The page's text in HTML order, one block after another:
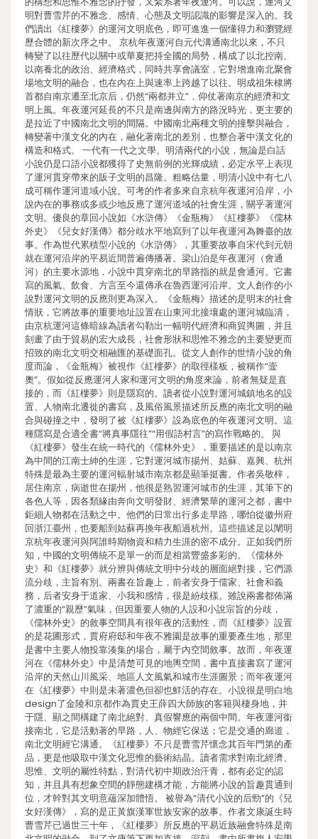
明對曹雪芹的不雅念、感情、心態及文明認識的影響是深入的。我
們讀出《紅樓夢》的運河文明底色，即可進進一個懂得力和瀏覽經
歷合體的新次序之中。 京杭年夜運河自元代溝通南北以來，不只
轉變了以往歷代以關中或華夏把持全國的局勢，構成了以北控南、
以南養北的政治、經濟格式，同時共享會議室，它對增進南北聚會
場地文明的融合，也在內在上與速率上跨越了以往。明成祖朱棣將
首都自南京遷至北京后，仍然“兩都并立”，仰仗著南京的經濟和文
明上風。年夜運河延長的不只是南邊與南方的路況時光，更主要的
是拉近了中國南北文明的間隔。中國南北兩種文明的撞擊與融合，
轉變著中漢文化的內在，融化著南北的差別，也整合著中漢文化的
構造和格式。 一代有一代之文學。明清兩代的小說，無論是白話
小說仍是口語小說都獲得了史無前例的光輝成績，必定水平上表現
了運河貫穿帶來的販子文明的昌隆。粗略估量，明清小說中有七八
成可稱作運河道域小說。可考的作者多來自京杭年夜運河沿岸，小
說內在的事務或多或少地反應了運河道域的社會生涯，關乎著運河
文明。優良的章回小說如《水滸傳》《金瓶梅》《紅樓夢》《儒林
外史》《兒女好漢傳》都分歧水平地寫到了以年夜運河為舞臺的故
事。作為世代累積型小說的《水滸傳》，其重要故事自宋代到元朝
就在運河沿岸的平易近間普遍傳播著。梁山泊是年夜運河（會通
河）的主要水源地，小說中貫穿南北的旱路指的就是會通河。它書
寫的風氣、飲食、方言至今還傳承在魯西運河沿岸。文人創作的小
說對運河文明的反應則更為深入。《金瓶梅》描述的是明末的社會
情狀，它將故事的重要地址設置在山東河北接壤處的運河城臨清，
由京杭運河這條暗線為讀者勾勒出一幅明代經濟和商貿輿圖，并且
刻畫了由于貿易的宏大成長，社會形狀和思惟不雅念的主要變更而
招致的南北文明交相融匯的基礎面孔。從文人創作的世情小說的角
度而論，《金瓶梅》被視作《紅樓夢》的取徑樣板，被稱作“壸
奧”。假如從反應運河人家和運河文明的角度來論，前者無疑是直
接的，而《紅樓夢》則是隱寫的。讀者從小說對運河城鎮地名的設
置、人物南北遷徙的書寫，及風俗風景描述所反應的南北文明的融
合與碰撞之中，發明了被《紅樓夢》設為底色的年夜運河文明。這
種隱寫是合適全書“將真事隱往”“用假語村言”的寫作戰略的。 與
《紅樓夢》發生在統一時代的《儒林外史》，重要描述的是以南京
為中間的江南士紳的生涯，它對運河城市揚州、姑蘇、嘉興、杭州
特殊是最為主要的運河輻射城市南京都是顯筆挺書。作者吳敬梓，
居住南京，病逝世在揚州，他很是熟習運河城市的生涯，其筆下的
各色人等，因各類緣由奔向文明發財、經濟繁華的運河之都，書中
鉅細人物都在活動之中。他們的日常出行多走旱路，哪怕從徽州府
回浙江臺州，也要船到姑蘇再換年夜船過杭州。這些描述足以闡明
京杭年夜運河與阿誰時期物資和精力生涯的密不成分。正如我們所
知，中國的文明傳統不是單一的而是相當豐盛多彩的。《儒林外
史》和《紅樓夢》就分辨與傳統文明中分歧的層面絕對接，它們源
流分歧，主旨有別。兩書在旨趣上，前者安身于儒家、社會和義
務，后者安身于道家、小我和感情，很是紛歧樣。雖說兩書都佈滿
了濃重的“親歷”氣味，但因重要人物的人設和小說宗旨的分歧，
《儒林外史》的敘事空間具有很年夜的活動性，而《紅樓夢》設置
的是花圃形式，賈府府邸和年夜不雅園是故事的重要產生地，那里
是書中主要人物投靠湊集的場合，屬于內空間敘事。故而，年夜運
河在《儒林外史》中是清楚可見的地輿空間，書中直接書寫了運河
沿岸的天然山川風采、地區人文風氣和城市生涯圖景；而年夜運河
在《紅樓夢》中則是未著濃色但卻也鮮活的存在。小說很是明白地
design了金陵和京都作為賈史王薛四大師族的客籍與棲身地，并
于隱、顯之間構建了南北絕對、真假響應的兩個中間。年夜運河銜
接南北，它是活動著的旱路，人、物經它保送；它是交通的廊道，
南北文明經它溝通。《紅樓夢》不只是曹雪芹懷念其百年門第的產
品，更是他吸取中漢文化思惟的藝術結晶。讀者需求對南北經濟、
思惟、文明的屬性特點，對清代初中期政治汗青，都有必定的認
知，并且具有想象空間的靜態建構才能，方能將小說的旨趣貫通到
位，才幹對其文明意蘊深加體悟。 被譽為“清代小說的后勁”的《兒
女好漢傳》，寫的是正黃旗漢軍世族安家的故事。作者文康誕生時
曹雪芹已過世三十年，《紅樓夢》所反應的平易近族融會特殊是南